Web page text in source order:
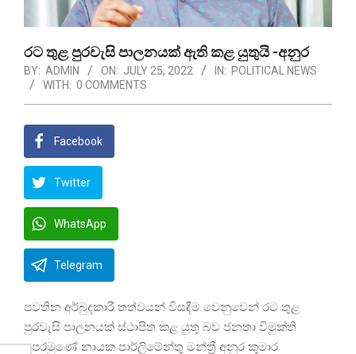
රට තුළ පුරවැසි පාලනයක් ඇති කළ යුතුයි -අනුර
BY: ADMIN ON: JULY 25, 2022 IN: POLITICAL NEWS
WITH: 0 COMMENTS
Facebook
Twitter
WhatsApp
Telegram
පවතින අර්බුදකාරී තත්වයන් විසඳීම වෙනුවෙන් රට තුළ
පුරවැසි පාලනයක් ස්ථාපිත කළ යුතු බව ජනතා විමුක්ති
පෙරමුණේ නායක පාර්ලිමේන්තු මන්ත්‍රී අනුර කුමාර